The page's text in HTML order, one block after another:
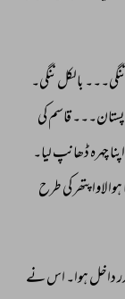
ننگی۔۔۔ بالکل ننگی۔
پستان۔۔۔ قاسم کی
اپنا چہرہ ڈھانپ لیا۔
ہوا لاوا پتھر کی طرح
داخل ہوا۔ اس نے